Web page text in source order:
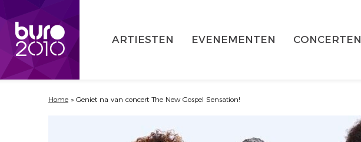
ARTIESTEN EVENEMENTEN CONCERTEN
Home » Geniet na van concert The New Gospel Sensation!